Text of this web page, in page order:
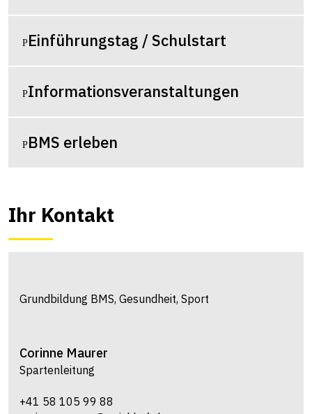
Einführungstag / Schulstart
Informationsveranstaltungen
BMS erleben
Ihr Kontakt
Grundbildung BMS, Gesundheit, Sport
Corinne Maurer
Spartenleitung
+41 58 105 99 88